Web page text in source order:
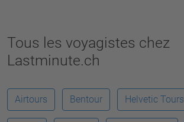
Tous les voyagistes chez
Lastminute.ch
Airtours Bentour Helvetic Tours